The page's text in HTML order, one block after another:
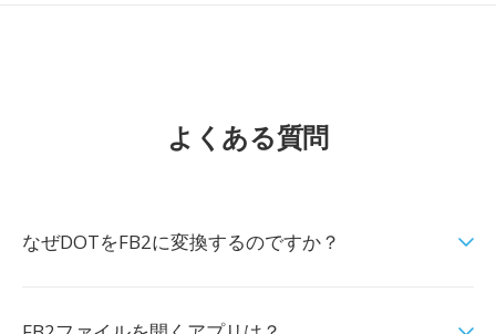
よくある質問
なぜDOTをFB2に変換するのですか？